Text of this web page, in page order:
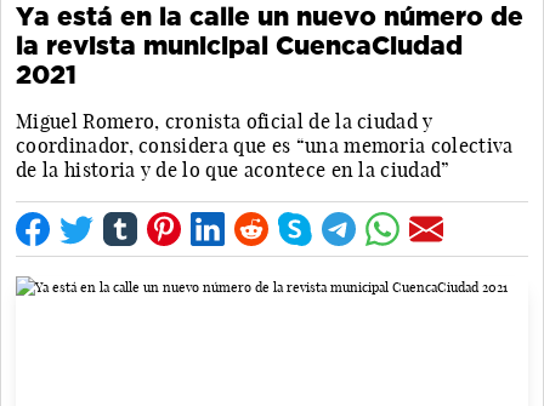
Ya está en la calle un nuevo número de
la revista municipal CuencaCiudad
2021
Miguel Romero, cronista oficial de la ciudad y
coordinador, considera que es “una memoria colectiva
de la historia y de lo que acontece en la ciudad”